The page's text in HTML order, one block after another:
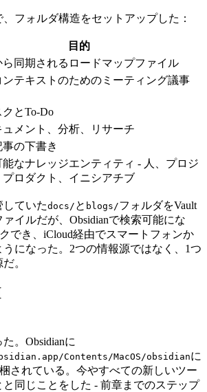
フォルダ構造をセットアップした：
目的
ら同期されるロードマップファイル
ンテキストのためのミーティング議事
とTo-Do
メント、分析、リサーチ
の下書き
なナレッジエンティティ - 人、プロジ
プロダクト、イニシアチブ
していたdocs/ と blogs/フォルダをVault
イルだが、Obsidianで検索可能にな
でき、iCloud経由でスマートフォンか
になった。2つの情報源ではなく、1つ
。
。Obsidianに
Contents/MacOS/obsidianに
されている。今やすべての新しいツー
同じことをした - 前章までのステップ